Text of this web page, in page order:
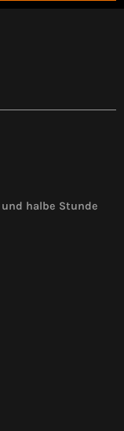
halbe Stunde